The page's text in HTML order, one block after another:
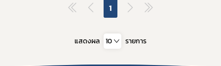
1
แสดงผล 10 รายการ